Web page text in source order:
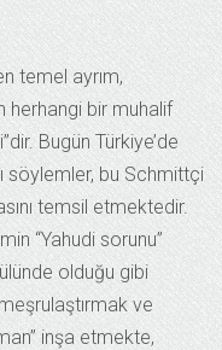
temel ayrım,
herhangi bir muhalif
Bugün Türkiye’de
söylemler, bu Schmittçi
temsil etmektedir.
“Yahudi sorunu”
olduğu gibi
ve
inşa etmekte,